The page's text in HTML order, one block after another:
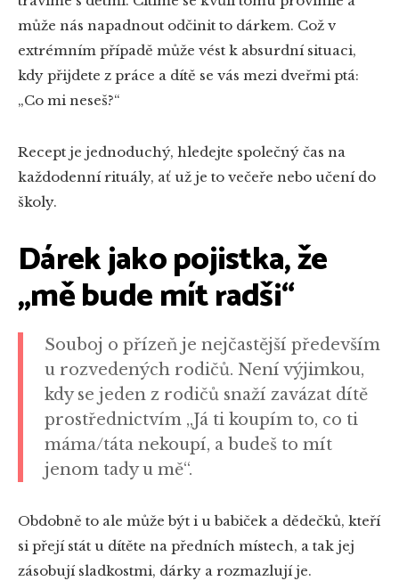
může nás napadnout odčinit to dárkem. Což v
extrémním případě může vést k absurdní situaci,
kdy přijdete z práce a dítě se vás mezi dveřmi ptá:
„Co mi neseš?“
Recept je jednoduchý, hledejte společný čas na
každodenní rituály, ať už je to večeře nebo učení do
školy.
Dárek jako pojistka, že
„mě bude mít radši“
Souboj o přízeň je nejčastější především
u rozvedených rodičů. Není výjimkou,
kdy se jeden z rodičů snaží zavázat dítě
prostřednictvím „Já ti koupím to, co ti
máma/táta nekoupí, a budeš to mít
jenom tady u mě“.
Obdobně to ale může být i u babiček a dědečků, kteří
si přejí stát u dítěte na předních místech, a tak jej
zásobují sladkostmi, dárky a rozmazlují je.